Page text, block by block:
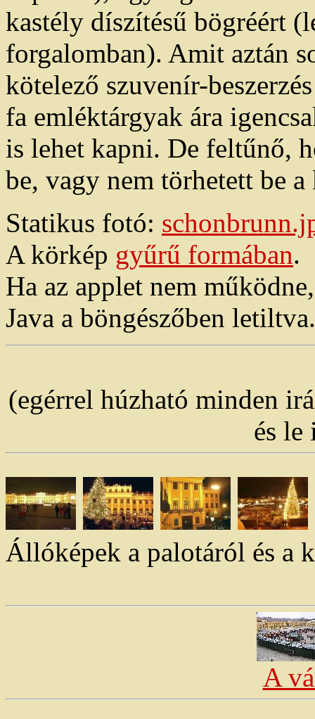
kastély díszítésű bögréért
forgalomban). Amit aztán
kötelező szuvenír-
fa emléktárgyak ára
is lehet kapni. De feltűnő,
be, vagy nem törhetett be
Statikus fotó:
A körkép gyűrű formában.
Ha az applet nem
Java a böngészőben letiltva.
(egérrel húzható minden
és le
Állóképek a palotáról és a
A